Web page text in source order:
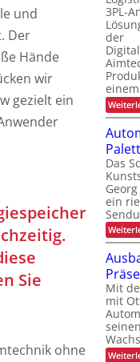
und
Der
Hände
wir
gezielt ein
Sie
ohne
3PL-
der
Das
ein
Mit
mit